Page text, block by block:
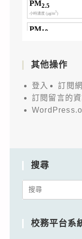
其他操作
登入
訂閱
訂閱留言的
搜尋
Search
校務平台系